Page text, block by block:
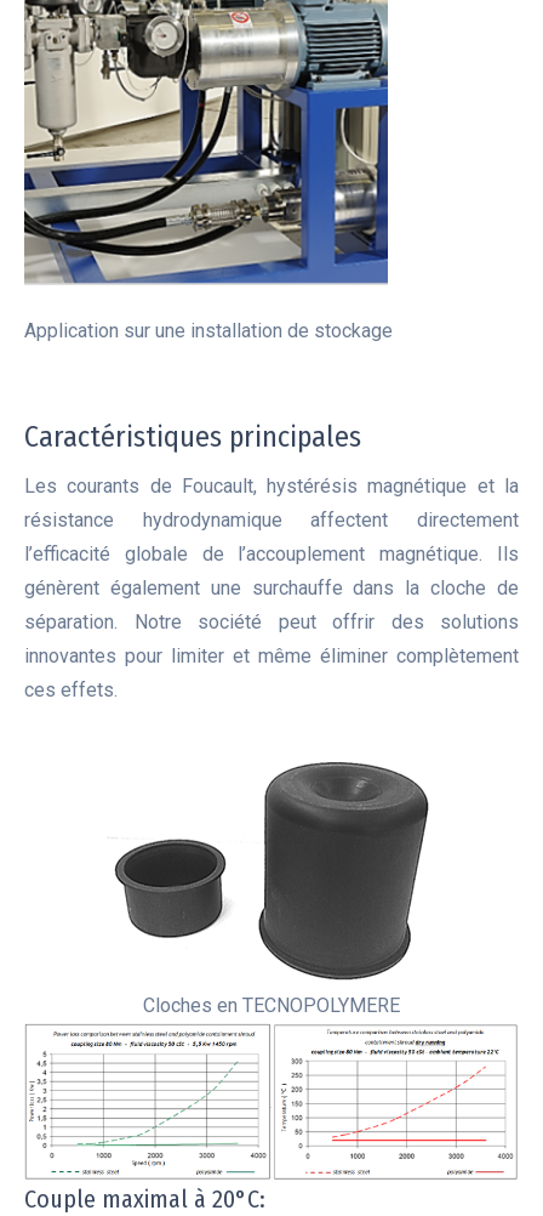
Application sur une installation de stockage
Caractéristiques principales
Les courants de Foucault, hystérésis magnétique et la
résistance hydrodynamique affectent directement
l’efficacité globale de l’accouplement magnétique. Ils
génèrent également une surchauffe dans la cloche de
séparation. Notre société peut offrir des solutions
innovantes pour limiter et même éliminer complètement
ces effets.
Cloches en TECNOPOLYMERE
Couple maximal à 20°C: